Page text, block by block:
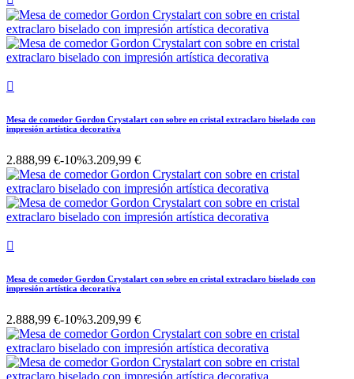

Mesa de comedor Gordon Crystalart con sobre en cristal extraclaro biselado con
impresión artística decorativa
2.888,99 €-10%3.209,99 €

Mesa de comedor Gordon Crystalart con sobre en cristal extraclaro biselado con
impresión artística decorativa
2.888,99 €-10%3.209,99 €